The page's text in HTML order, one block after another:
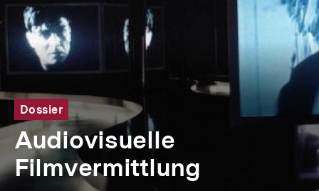
Dossier
Audiovisuelle
Filmvermittlung